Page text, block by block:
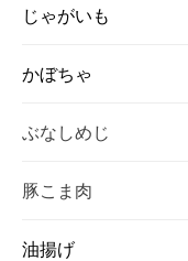
じゃがいも
かぼちゃ
ぶなしめじ
豚こま肉
油揚げ